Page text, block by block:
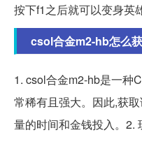
按下f1之后就可以变身英
csol合金m2-hb怎么
1. csol合金m2-hb是一种
常稀有且强大。因此,获
量的时间和金钱投入。2.